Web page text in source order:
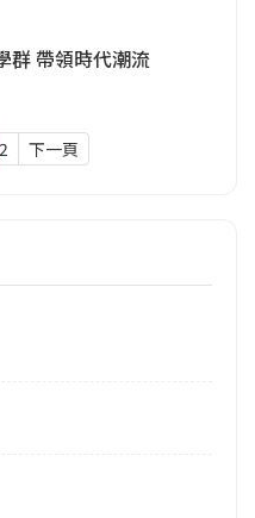
群 帶領時代潮流
2 下一頁